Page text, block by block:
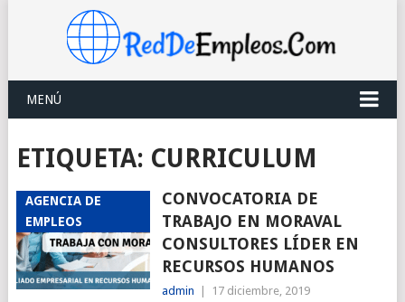
MENÚ
ETIQUETA: CURRICULUM
AGENCIA DE
EMPLEOS
CONVOCATORIA DE
TRABAJO EN MORAVAL
CONSULTORES LÍDER EN
RECURSOS HUMANOS
admin 17 diciembre, 2019